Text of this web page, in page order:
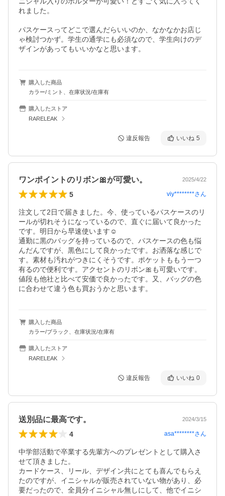
れました。
パスケースってどこで選んだらいいのか、なかなかお店じ
ゃ検討つかず。学生の通学にも必須なので、学生向けのデ
ザインがあってもいいかなと思います。
購入した商品
カラー/ミント、在庫状況/在庫有
購入したストア
RARELEAK
違反報告 いいね 5
ワンポイントのリボン🎀が可愛い。 2025/4/22
5 viy********さん
注文して2日で届きました。今、使っているパスケースのリ
ールが切れそうになっているので、直ぐに届いて良かった
です。明日から早速使います☺️
通勤に黒のバッグを持っているので、パスケースの色も悩
んだんですが、黒色にして良かったです。お洒落な感じで
す。素材も汚れがつきにくそうです。ポケットももう一つ
有るので便利です。アクセントのリボン🎀も可愛いです。
値段も他社と比べて安価で良かったです。又、バッグの色
に合わせて違う色も買おうかと思います。
購入した商品
カラー/ブラック、在庫状況/在庫有
購入したストア
RARELEAK
違反報告 いいね 0
送別品に最高です。 2024/3/15
4 asa********さん
中学部活動で卒業する先輩方へのプレゼントとして購入さ
せて頂きました。
カードケース、リール、デザイン共にとても喜んでもらえ
たのですが、イニシャルが販売されていない物があり、必
要だったので、全員分イニシャル無しにして、他でイニシ